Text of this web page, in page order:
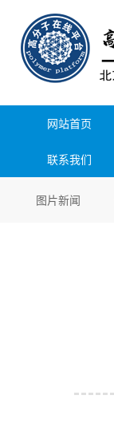
网站首页
联系我们
图片新闻